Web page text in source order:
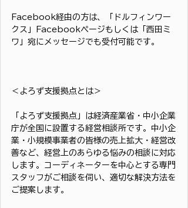
Facebook経由の方は、「ドルフィンワー
クス」Facebookページもしくは「西田ミ
ワ」宛にメッセージでも受付可能です。
＜よろず支援拠点とは＞
「よろず支援拠点」は経済産業省・中小企業
庁が全国に設置する経営相談所です。中小企
業・小規模事業者の皆様の売上拡大・経営改
善など、経営上のあらゆる悩みの相談に対応
します。コーディネーターを中心とする専門
スタッフがご相談を伺い、適切な解決方法を
ご提案します。